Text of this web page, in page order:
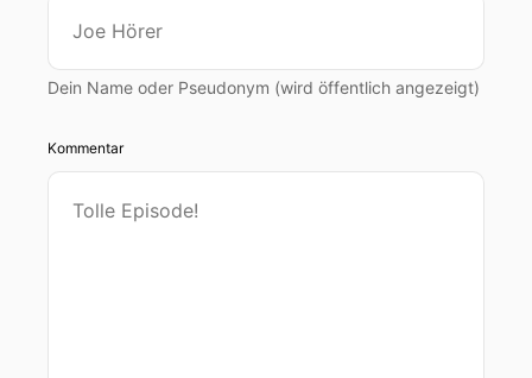
Dein Name oder Pseudonym (wird öffentlich angezeigt)
Kommentar